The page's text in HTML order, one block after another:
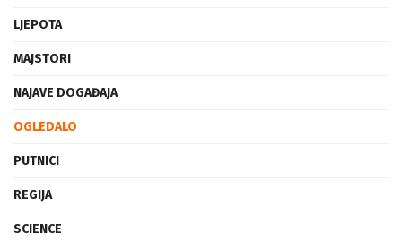
LJEPOTA
MAJSTORI
NAJAVE DOGAĐAJA
OGLEDALO
PUTNICI
REGIJA
SCIENCE